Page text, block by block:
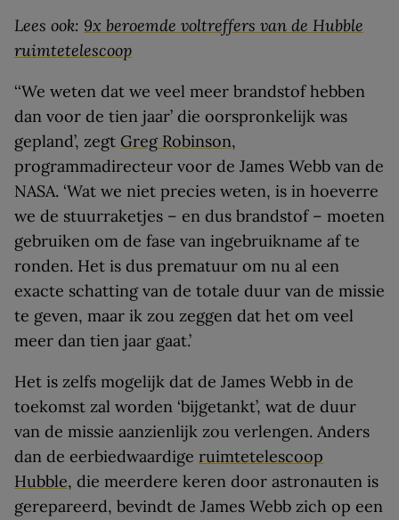
Lees ook: 9x beroemde voltreffers van de Hubble
ruimtetelescoop
‘‘We weten dat we veel meer brandstof hebben
dan voor de tien jaar’ die oorspronkelijk was
gepland’, zegt Greg Robinson,
programmadirecteur voor de James Webb van de
NASA. ‘Wat we niet precies weten, is in hoeverre
we de stuurraketjes – en dus brandstof – moeten
gebruiken om de fase van ingebruikname af te
ronden. Het is dus prematuur om nu al een
exacte schatting van de totale duur van de missie
te geven, maar ik zou zeggen dat het om veel
meer dan tien jaar gaat.’
Het is zelfs mogelijk dat de James Webb in de
toekomst zal worden ‘bijgetankt’, wat de duur
van de missie aanzienlijk zou verlengen. Anders
dan de eerbiedwaardige ruimtetelescoop
Hubble, die meerdere keren door astronauten is
gerepareerd, bevindt de James Webb zich op een